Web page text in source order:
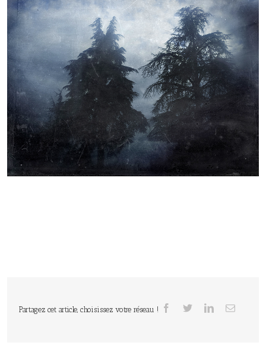
Partagez cet article, choisissez votre réseau !